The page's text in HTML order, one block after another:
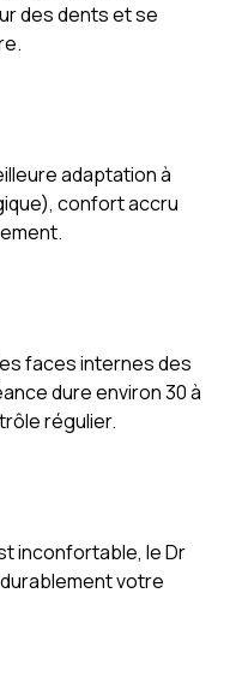
des dents et se
adaptation à
confort accru
faces internes des
dure environ 30 à
régulier.
inconfortable, le Dr
votre